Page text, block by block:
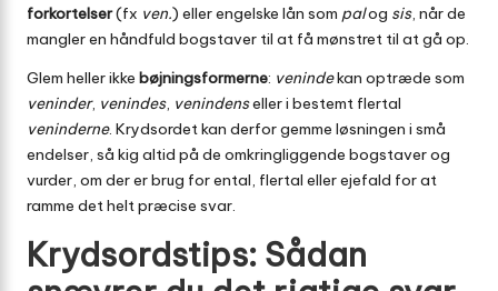
forkortelser(fx ven.) eller engelske lån som palog sis, når de
mangler en håndfuld bogstaver til at få mønstret til at gå op.
Glem heller ikke bøjningsformerne: venindekan optræde som
veninder, venindes, venindenseller i bestemt flertal
veninderne. Krydsordet kan derfor gemme løsningen i små
endelser, så kig altid på de omkringliggende bogstaver og
vurder, om der er brug for ental, flertal eller ejefald for at
ramme det helt præcise svar.
Krydsordstips: Sådan